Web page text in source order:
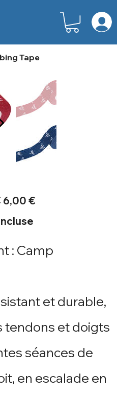
Tape
Prix
promotionnel
6,00 €
: Camp
et durable,
tendons et doigts
séances de
en escalade en